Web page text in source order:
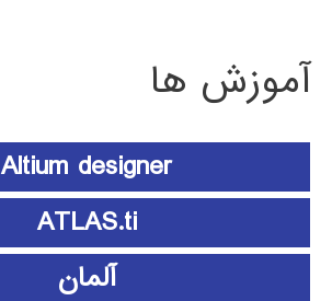
آموزش ها
Altium designer
ATLAS.ti
آلمان